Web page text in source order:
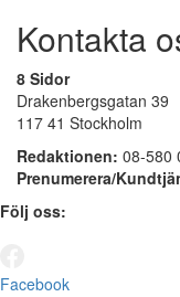
Kontakta
8 Sidor
Drakenbergsgatan 39
117 41 Stockholm
Redaktionen: 08-580
Prenumerera/
Följ oss:
Facebook